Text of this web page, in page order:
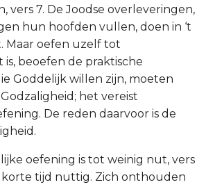
vers 7. De Joodse overleveringen,
hun hoofden vullen, doen in ‘t
Maar oefen uzelf tot
is, beoefen de praktische
Goddelijk willen zijn, moeten
het vereist
De reden daarvoor is de
oefening is tot weinig nut, vers
korte tijd nuttig. Zich onthouden